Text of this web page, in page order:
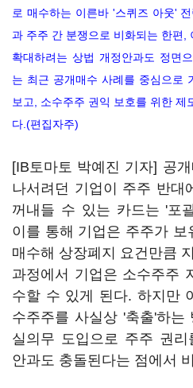
로 매수하는 이른바 '스퀴즈 아웃'
과 주주 간 분쟁으로 비화되는 한편,
확대하려는 상법 개정안과도 정면
는 최근 공개매수 사례를 중심으로
보고, 소수주주 권익 보호를 위한 제
다.(편집자주)
[IB토마토 박예진 기자] 공
나서려던 기업이 주주 반대
꺼내들 수 있는 카드는 '포
이를 통해 기업은 주주가
매수해 상장폐지 요건만큼
과정에서 기업은 소수주주
수할 수 있게 된다. 하지만
수주주를 사실상 '축출'하는
실의무 도입으로 주주 권
안과도 충돌된다는 점에서